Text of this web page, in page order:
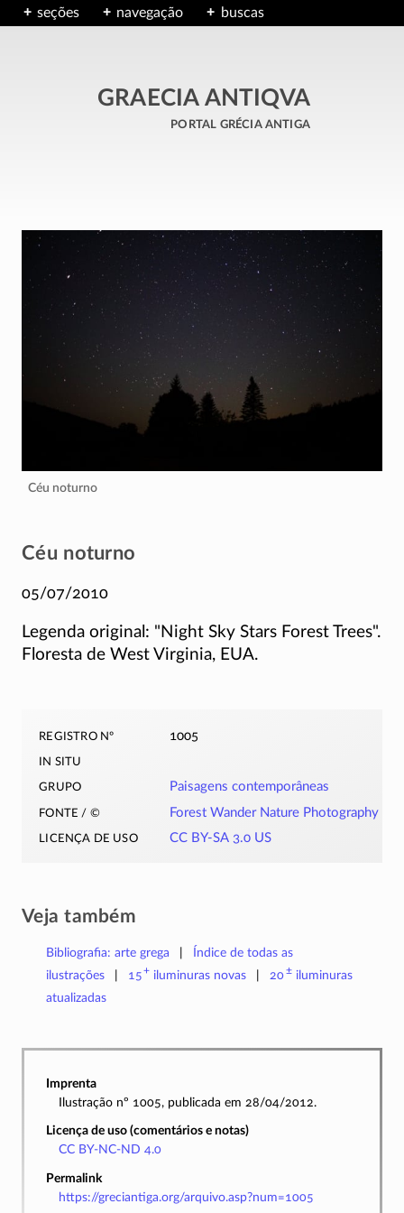
seções navegação buscas
GRAECIA ANTIQVA
portal grécia antiga
Céu noturno
Céu noturno
05/07/2010
Legenda original: Night Sky Stars Forest Trees .
Floresta de West Virginia, EUA.
registro nº 1005
in situ
grupo
Paisagens contemporâneas
fonte / © Forest Wander Nature Photography
licença de uso CC BY-SA 3.0 US
Veja também
Bibliografia: arte grega
Índice de todas as
ilustrações
15+ iluminuras novas 20±iluminuras
atualizadas
Imprenta
Ilustração nº 1005, publicada em 28/04/2012.
Licença de uso (comentários e notas)
CC BY-NC-ND 4.0
Permalink
https://greciantiga.org/arquivo.asp?num=1005